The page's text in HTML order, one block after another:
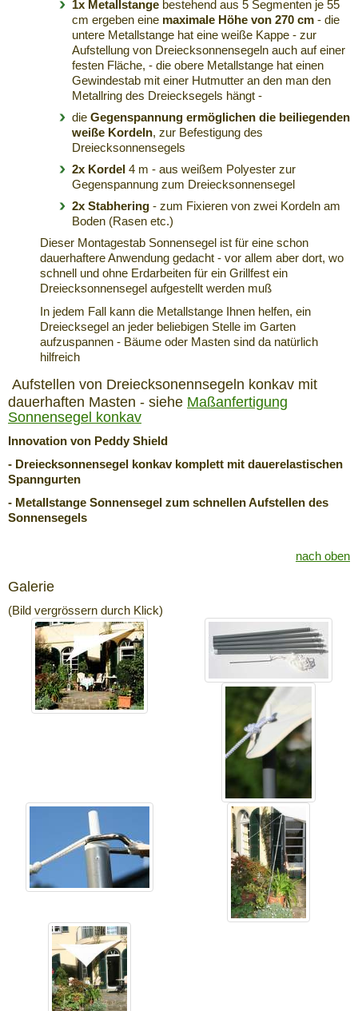
1x Metallstange bestehend aus 5 Segmenten je 55
cm ergeben eine maximale Höhe von 270 cm - die
untere Metallstange hat eine weiße Kappe - zur
Aufstellung von Dreiecksonnensegeln auch auf einer
festen Fläche, - die obere Metallstange hat einen
Gewindestab mit einer Hutmutter an den man den
Metallring des Dreiecksegels hängt -
die Gegenspannung ermöglichen die beiliegenden
weiße Kordeln, zur Befestigung des
Dreiecksonnensegels
2x Kordel 4 m - aus weißem Polyester zur
Gegenspannung zum Dreiecksonnensegel
2x Stabhering - zum Fixieren von zwei Kordeln am
Boden (Rasen etc.)
Dieser Montagestab Sonnensegel ist für eine schon
dauerhaftere Anwendung gedacht - vor allem aber dort, wo
schnell und ohne Erdarbeiten für ein Grillfest ein
Dreiecksonnensegel aufgestellt werden muß
In jedem Fall kann die Metallstange Ihnen helfen, ein
Dreiecksegel an jeder beliebigen Stelle im Garten
aufzuspannen - Bäume oder Masten sind da natürlich
hilfreich
Aufstellen von Dreiecksonennsegeln konkav mit
dauerhaften Masten - siehe Maßanfertigung
Sonnensegel konkav
Innovation von Peddy Shield
- Dreiecksonnensegel konkav komplett mit dauerelastischen
Spanngurten
- Metallstange Sonnensegel zum schnellen Aufstellen des
Sonnensegels
nach oben
Galerie
(Bild vergrössern durch Klick)